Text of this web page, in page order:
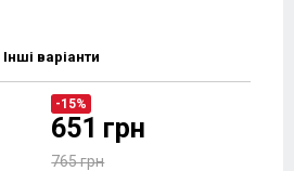
Інші варіанти
-15%
651 грн
765 грн